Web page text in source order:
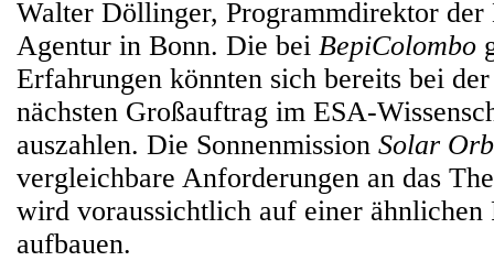
Walter Döllinger, Programmdirektor
Agentur in Bonn. Die bei BepiColombo
Erfahrungen könnten sich bereits bei
nächsten Großauftrag im ESA-
auszahlen. Die Sonnenmission Solar
vergleichbare Anforderungen an das
wird voraussichtlich auf einer ähnlichen
aufbauen.